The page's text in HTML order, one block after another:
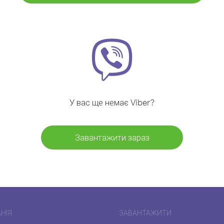
У вас ще немає Viber?
Завантажити зараз
ЗАВАНТАЖИТИ